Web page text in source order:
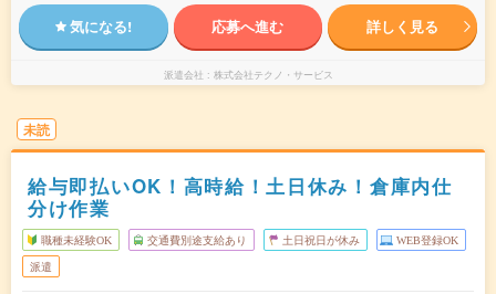
気になる! 応募へ進む 詳しく見る
派遣会社 株式会社テクノ・サービス
未読
給与即払いOK！高時給！土日休み！倉庫内仕
分け作業
職種未経験OK 交通費別途支給あり 土日祝日が休み WEB登録OK
派遣